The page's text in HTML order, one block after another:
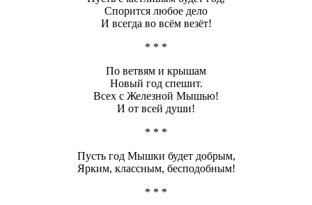
Спорится любое дело
И всегда во всём везёт!
* * *
По ветвям и крышам
Новый год спешит.
Всех с Железной Мышью!
И от всей души!
* * *
Пусть год Мышки будет добрым,
Ярким, классным, бесподобным!
* * *